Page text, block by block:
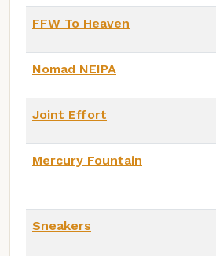
FFW To Heaven
Nomad NEIPA
Joint Effort
Mercury Fountain
Sneakers